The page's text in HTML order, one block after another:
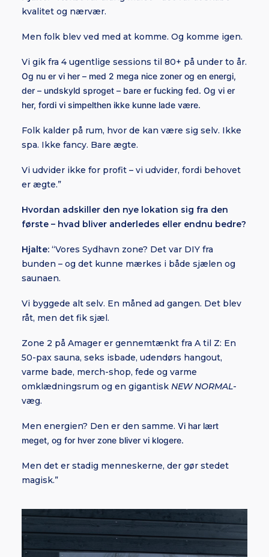
kvalitet og nærvær.
Men folk blev ved med at komme. Og komme igen.
Vi gik fra 4 ugentlige sessions til 80+ på under to år.
Og nu er vi her – med 2 mega nice zoner og en energi,
der – undskyld sproget – bare er fucking fed. Og vi er
her, fordi vi simpelthen ikke kunne lade være.
Folk kalder på rum, hvor de kan være sig selv. Ikke
spa. Ikke fancy. Bare ægte.
Vi udvider ikke for profit – vi udvider, fordi behovet
er ægte.”
Hvordan adskiller den nye lokation sig fra den
første – hvad bliver anderledes eller endnu bedre?
Hjalte: “Vores Sydhavn zone? Det var DIY fra
bunden – og det kunne mærkes i både sjælen og
saunaen.
Vi byggede alt selv. En måned ad gangen. Det blev
råt, men det fik sjæl.
Zone 2 på Amager er gennemtænkt fra A til Z: En
50-pax sauna, seks isbade, udendørs hangout,
varme bade, merch-shop, fede og varme
omklædningsrum og en gigantisk NEW NORMAL-
væg.
Men energien? Den er den samme. Vi har lært
meget, og for hver zone bliver vi klogere.
Men det er stadig menneskerne, der gør stedet
magisk.”